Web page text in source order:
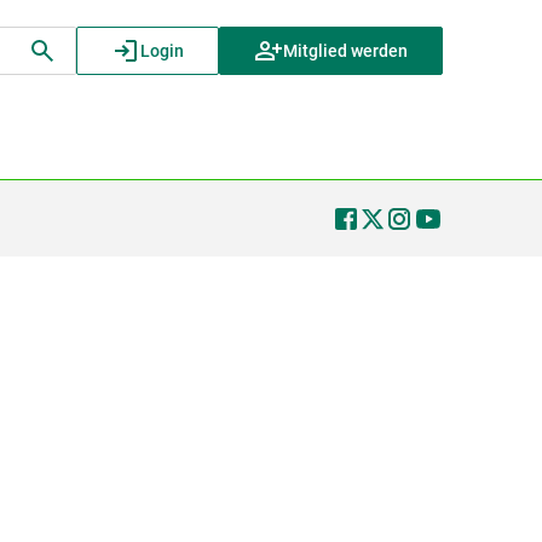
Login Mitglied werden